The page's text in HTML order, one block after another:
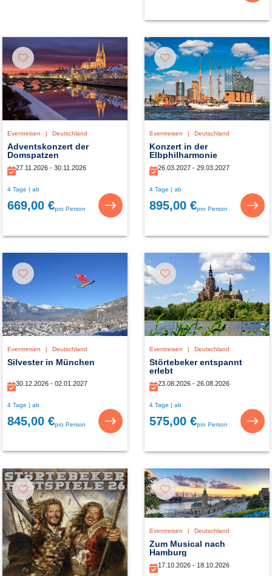
Eventreisen Deutschland
Adventskonzert der
Domspatzen
27.11.2026 - 30.11.2026
4 Tage | ab
669,00 €pro Person
Eventreisen Deutschland
Konzert in der
Elbphilharmonie
26.03.2027 - 29.03.2027
4 Tage | ab
895,00 €pro Person
Eventreisen | Deutschland
Silvester in München
30.12.2026 - 02.01.2027
4 Tage | ab
845,00 €pro Person
Eventreisen Deutschland
Störtebeker entspannt
erlebt
23.08.2026 - 26.08.2026
4 Tage | ab
575,00 €pro Person
Eventreisen | Deutschland
Zum Musical nach
Hamburg
17.10.2026 - 18.10.2026